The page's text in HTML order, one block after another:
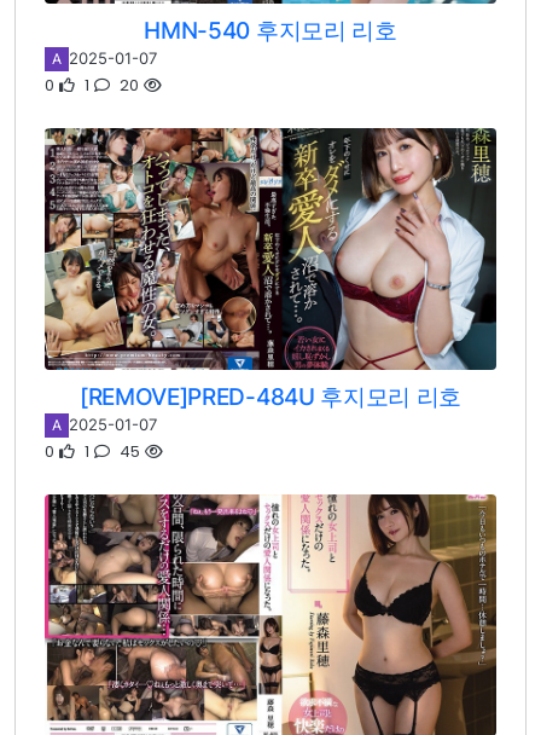
HMN-540 후지모리 리호
A 2025-01-07
0 1 20
[REMOVE]PRED-484U 후지모리 리호
A 2025-01-07
0 1 45